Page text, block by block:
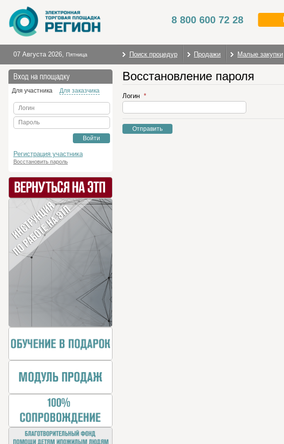
8 800 600 72 28
07 Августа 2026, Пятница Поиск процедур Продажи Малые закупки
Вход на площадку
Для участника Для заказчика
Логин
Пароль
Войти
Регистрация участника
Восстановить пароль
Восстановление пароля
Логин
Отправить